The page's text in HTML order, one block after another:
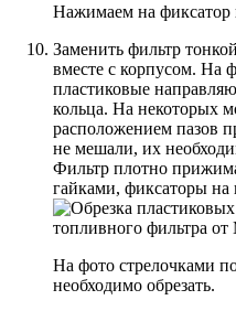
Нажимаем на фиксатор
Заменить фильтр
вместе с корпусом. На
пластиковые
кольца. На некоторых
расположением пазов
не мешали, их
Фильтр плотно
гайками, фиксаторы на
На фото стрелочками
необходимо обрезать.